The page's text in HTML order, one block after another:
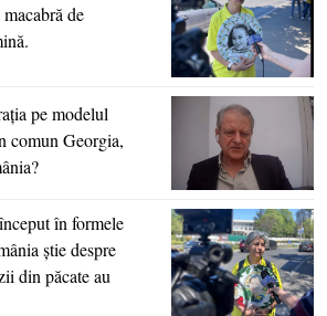
de
pe modelul
comun Georgia,
în formele
ştie despre
din păcate au